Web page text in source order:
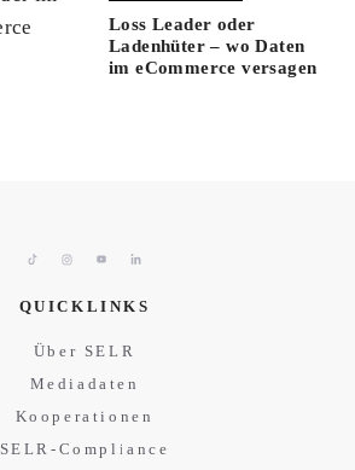
Loss Leader oder
Ladenhüter – wo Daten
im eCommerce versagen
QUICKLINKS
Über SELR
Mediadaten
Kooperationen
SELR-Compliance